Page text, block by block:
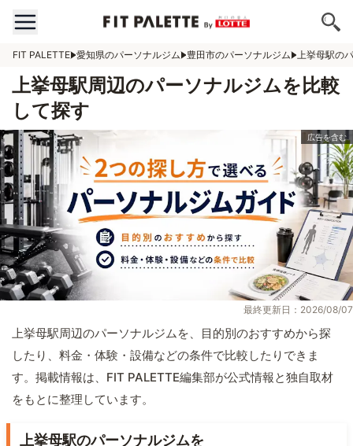
FIT PALETTE 愛知県のパーソナルジム 豊田市のパーソナルジム 上挙母駅の
上挙母駅周辺のパーソナルジムを比較
して探す
最終更新日：2026/08/07
上挙母駅周辺のパーソナルジムを、目的別のおすすめから探
したり、料金・体験・設備などの条件で比較したりできま
す。掲載情報は、FIT PALETTE編集部が公式情報と独自取材
をもとに整理しています。
上挙母駅のパーソナルジムを